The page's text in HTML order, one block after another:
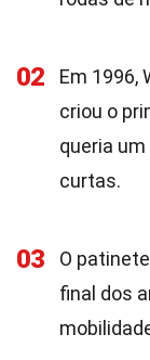
02
Em 1996,
criou o
queria
curtas.
03
O
final dos